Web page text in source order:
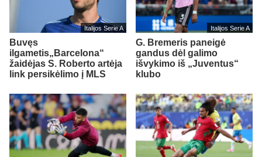
Italijos Serie A
Buvęs
ilgametis„Barcelona“
žaidėjas S. Roberto artėja
link persikėlimo į MLS
Italijos Serie A
G. Bremeris paneigė
gandus dėl galimo
išvykimo iš „Juventus“
klubo